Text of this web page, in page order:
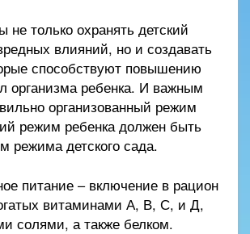
только охранять детский
влияний, но и создавать
способствуют повышению
организма ребенка. И важным
организованный режим
режим ребенка должен быть
режима детского сада.
питание – включение в рацион
витаминами А, В, С, и Д,
солями, а также белком.